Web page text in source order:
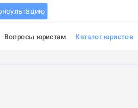
Вопросы юристам Каталог юристов